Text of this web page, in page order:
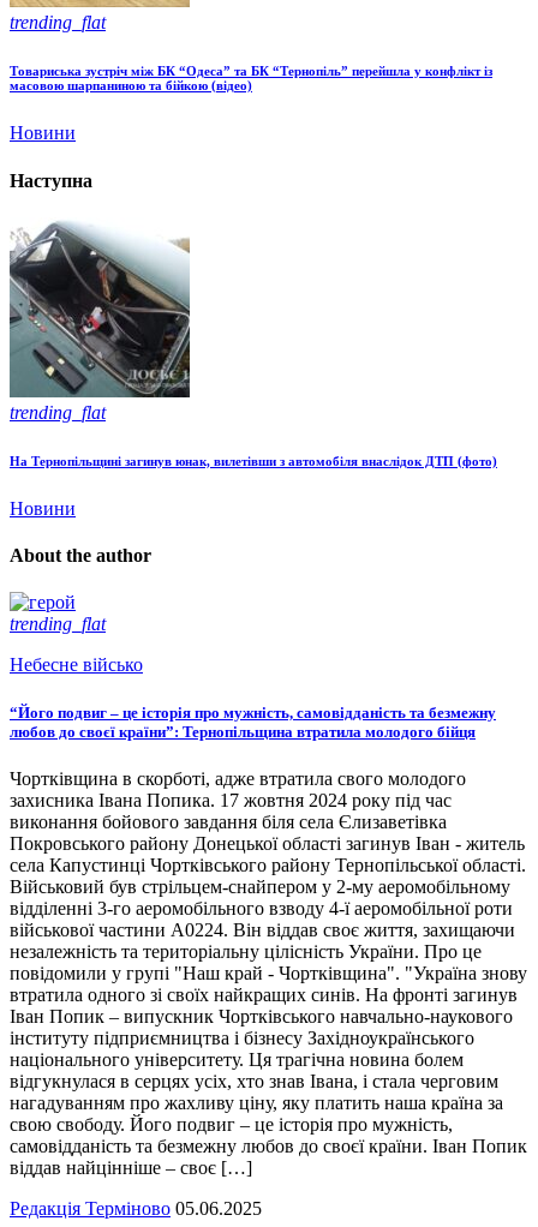
trending_flat
Товариська зустріч між БК “Одеса” та БК “Тернопіль” перейшла у конфлікт із
масовою шарпаниною та бійкою (відео)
Новини
Наступна
trending_flat
На Тернопільщині загинув юнак, вилетівши з автомобіля внаслідок ДТП (фото)
Новини
About the author
trending_flat
Небесне військо
“Його подвиг – це історія про мужність, самовідданість та безмежну
любов до своєї країни”: Тернопільщина втратила молодого бійця
Чортківщина в скорботі, адже втратила свого молодого
захисника Івана Попика. 17 жовтня 2024 року під час
виконання бойового завдання біля села Єлизаветівка
Покровського району Донецької області загинув Іван - житель
села Капустинці Чортківського району Тернопільської області.
Військовий був стрільцем-снайпером у 2-му аеромобільному
відділенні 3-го аеромобільного взводу 4-ї аеромобільної роти
військової частини А0224. Він віддав своє життя, захищаючи
незалежність та територіальну цілісність України. Про це
повідомили у групі "Наш край - Чортківщина". "Україна знову
втратила одного зі своїх найкращих синів. На фронті загинув
Іван Попик – випускник Чортківського навчально-наукового
інституту підприємництва і бізнесу Західноукраїнського
національного університету. Ця трагічна новина болем
відгукнулася в серцях усіх, хто знав Івана, і стала черговим
нагадуванням про жахливу ціну, яку платить наша країна за
свою свободу. Його подвиг – це історія про мужність,
самовідданість та безмежну любов до своєї країни. Іван Попик
віддав найцінніше – своє […]
Редакція Терміново 05.06.2025